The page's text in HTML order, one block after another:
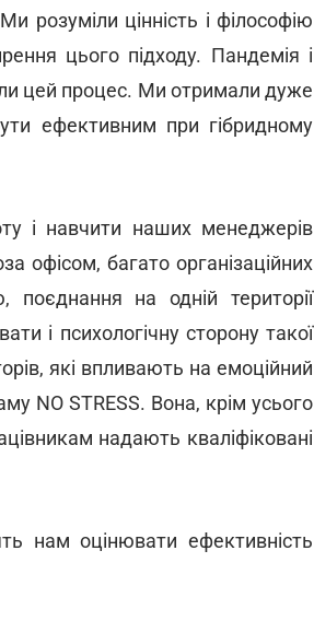
розуміли цінність і філософію
цього підходу. Пандемія і
цей процес. Ми отримали дуже
ефективним при гібридному
і навчити наших менеджерів
багато організаційних
поєднання на одній території
і психологічну сторону такої
які впливають на емоційний
NO STRESS. Вона, крім усього
надають кваліфіковані
нам оцінювати ефективність